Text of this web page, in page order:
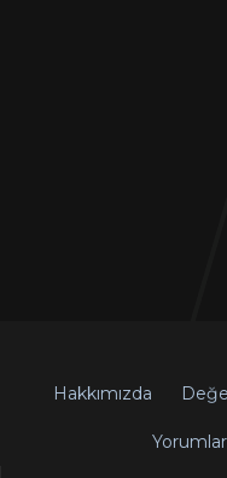
Hakkımızda
Yorumlar